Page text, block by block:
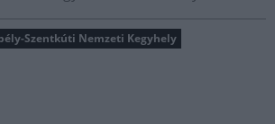
Szentkúti Nemzeti Kegyhely